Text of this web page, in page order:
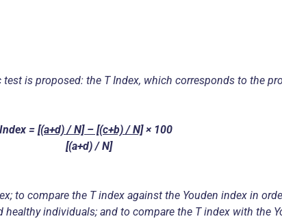
is proposed: the T Index, which corresponds to the
= [(a+d) / N] – [(c+b) / N]× 100
[(a+d) / N]
to compare the T index against the Youden index in
individuals; and to compare the T index with the